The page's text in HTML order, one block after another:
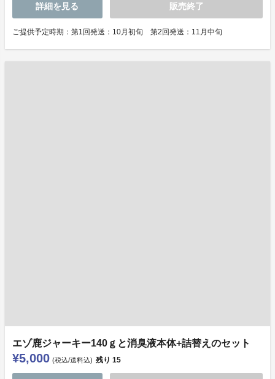
詳細を見る 販売終了
ご提供予定時期：第1回発送：10月初旬 第2回発送：11月中旬
エゾ鹿ジャーキー140ｇと消臭液本体+詰替えのセット
¥5,000 (税込/送料込) 残り 15